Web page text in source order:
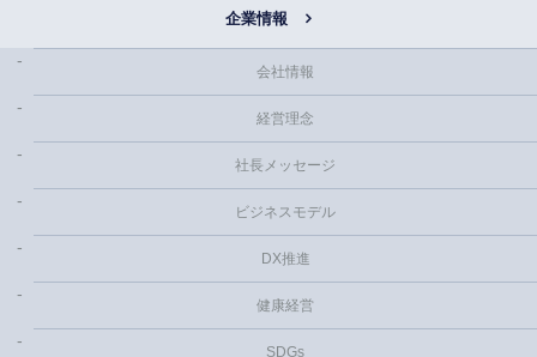
企業情報
会社情報
経営理念
社長メッセージ
ビジネスモデル
DX推進
健康経営
SDGs